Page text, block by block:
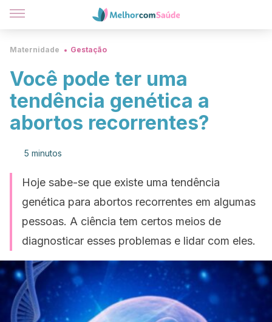
Maternidade Gestação
Você pode ter uma
tendência genética a
abortos recorrentes?
5 minutos
Hoje sabe-se que existe uma tendência
genética para abortos recorrentes em algumas
pessoas. A ciência tem certos meios de
diagnosticar esses problemas e lidar com eles.